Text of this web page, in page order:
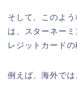
そして、このよ
は、スターネー
レジットカード
例えば、海外で